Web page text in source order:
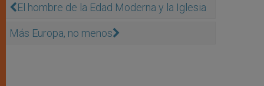
El hombre de la Edad Moderna y la Iglesia
Más Europa, no menos